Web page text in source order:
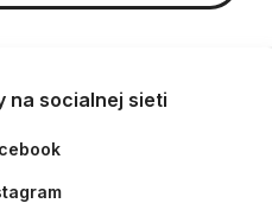
na socialnej sieti